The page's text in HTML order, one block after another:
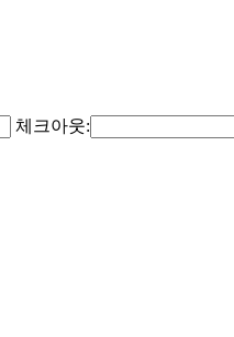
체크아웃: